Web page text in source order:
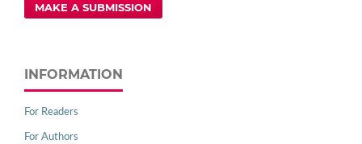
MAKE A SUBMISSION
INFORMATION
For Readers
For Authors